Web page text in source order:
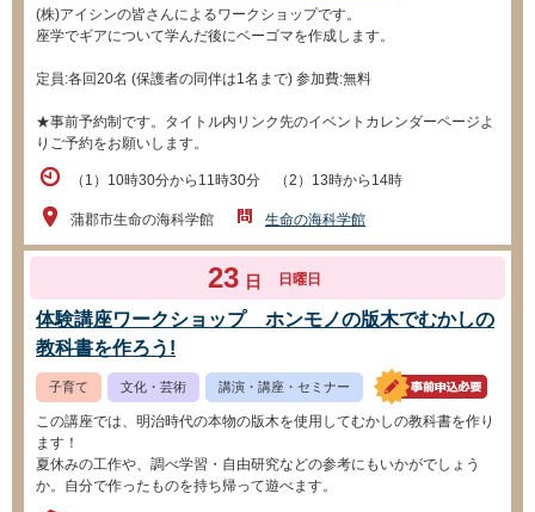
(株)アイシンの皆さんによるワークショップです。
座学でギアについて学んだ後にベーゴマを作成します。
定員:各回20名 (保護者の同伴は1名まで) 参加費:無料
★事前予約制です。タイトル内リンク先のイベントカレンダーページよ
りご予約をお願いします。
（1）10時30分から11時30分 （2）13時から14時
蒲郡市生命の海科学館 生命の海科学館
23 日 日曜日
体験講座ワークショップ ホンモノの版木でむかしの
教科書を作ろう!
子育て 文化・芸術 講演・講座・セミナー
この講座では、明治時代の本物の版木を使用してむかしの教科書を作り
ます！
夏休みの工作や、調べ学習・自由研究などの参考にもいかがでしょう
か。自分で作ったものを持ち帰って遊べます。